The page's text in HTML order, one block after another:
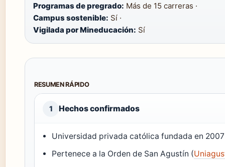
Programas de pregrado: Más de 15 carreras ·
Campus sostenible: Sí ·
Vigilada por Mineducación: Sí
RESUMEN RÁPIDO
1 Hechos confirmados
Universidad privada católica fundada en
Pertenece a la Orden de San Agustín (